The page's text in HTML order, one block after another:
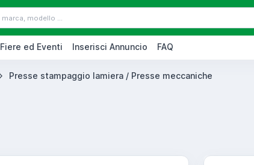
Fiere ed Eventi Inserisci Annuncio FAQ
Presse stampaggio lamiera / Presse meccaniche